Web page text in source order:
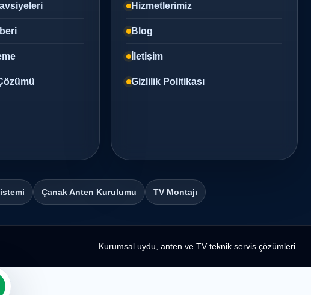
Hizmetlerimiz
Blog
İletişim
Gizlilik Politikası
Çanak Anten Kurulumu TV Montajı
Kurumsal uydu, anten ve TV teknik servis çözümleri.